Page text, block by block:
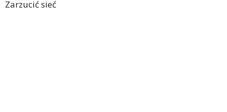
Zarzucić sieć